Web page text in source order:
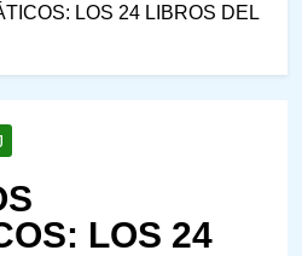
LOS 24 LIBROS DEL
LOS 24